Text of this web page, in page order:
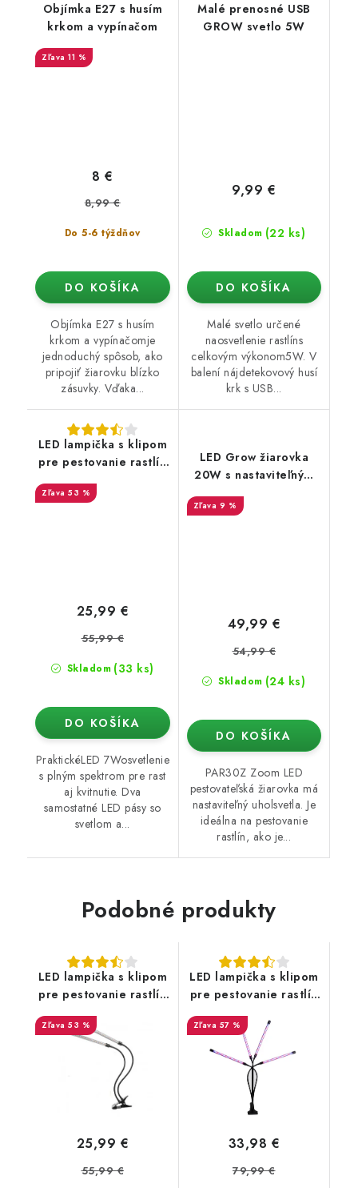
Objímka E27 s husím
krkom a vypínačom
11 %
Do 5-6 týždňov
8 €
8,99 €
DO KOŠÍKA
Objímka E27 s husím
krkom a vypínačomje
jednoduchý spôsob, ako
pripojiť žiarovku blízko
zásuvky. Vďaka...
Malé prenosné USB
GROW svetlo 5W
Skladom (22 ks)
9,99 €
DO KOŠÍKA
Malé svetlo určené
naosvetlenie rastlíns
celkovým výkonom5W. V
balení nájdetekovový husí
krk s USB...
LED lampička s klipom
pre pestovanie rastlín
2 hlavy
53 %
Skladom (33 ks)
25,99 €
55,99 €
DO KOŠÍKA
PraktickéLED 7Wosvetlenie
s plným spektrom pre rast
aj kvitnutie. Dva
samostatné LED pásy so
svetlom a...
LED Grow žiarovka
20W s nastaviteľným
uhlom 15°-60°
9 %
Skladom (24 ks)
49,99 €
54,99 €
DO KOŠÍKA
PAR30Z Zoom LED
pestovateľská žiarovka má
nastaviteľný uholsvetla. Je
ideálna na pestovanie
rastlín, ako je...
Podobné produkty
LED lampička s klipom
pre pestovanie rastlín
53 %
25,99 €
55,99 €
LED lampička s klipom
pre pestovanie rastlín
57 %
33,98 €
79,99 €